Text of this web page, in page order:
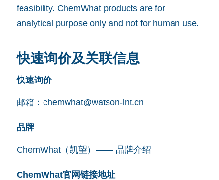
feasibility. ChemWhat products are for
analytical purpose only and not for human use.
快速询价及关联信息
快速询价
邮箱： chemwhat@watson-int.cn
品牌
ChemWhat（凯望）—— 品牌介绍
ChemWhat官网链接地址